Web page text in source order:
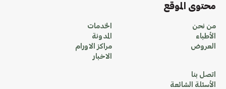
محتوى الموقع
من نحن
الأطباء
العروض
الخدمات
المدونة
مراكز الاورام
الاخبار
اتصل بنا
الأسئلة الشائعة